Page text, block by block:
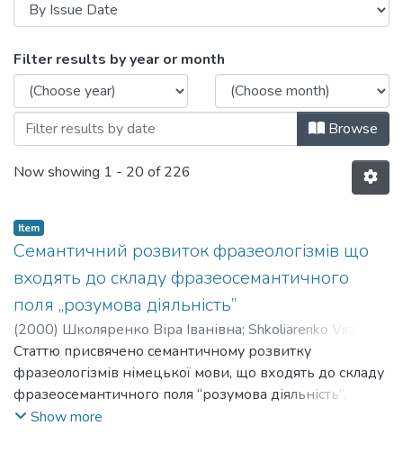
Browsing Кафедра англійської
Filter results by year or month
Browse
Now showing 1 - 20 of 226
Item
Семантичний розвиток фразеологізмів що
входять до складу фразеосемантичного
поля „розумова діяльність”
(2000) Школяренко Віра Іванівна; Shkoliarenko Vira
Ivanivna
Статтю присвячено семантичному розвитку
фразеологізмів німецької мови, що входять до складу
фразеосемантичного поля “розумова діяльність”.
Досліджується зміна значення, поява нового значення
Show more